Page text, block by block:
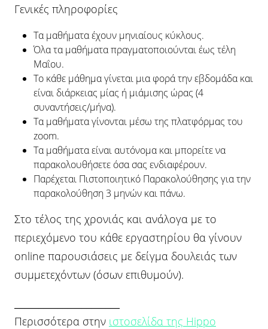
Γενικές πληροφορίες
Τα μαθήματα έχουν μηνιαίους κύκλους.
Όλα τα μαθήματα πραγματοποιούνται έως τέλη
Μαΐου.
Το κάθε μάθημα γίνεται μια φορά την εβδομάδα και
είναι διάρκειας μίας ή μιάμισης ώρας (4
συναντήσεις/μήνα).
Τα μαθήματα γίνονται μέσω της πλατφόρμας του
zoom.
Τα μαθήματα είναι αυτόνομα και μπορείτε να
παρακολουθήσετε όσα σας ενδιαφέρουν.
Παρέχεται Πιστοποιητικό Παρακολούθησης για την
παρακολούθηση 3 μηνών και πάνω.
Στο τέλος της χρονιάς και ανάλογα με το
περιεχόμενο του κάθε εργαστηρίου θα γίνουν
online παρουσιάσεις με δείγμα δουλειάς των
συμμετεχόντων (όσων επιθυμούν).
Περισσότερα στην ιστοσελίδα της Hippo